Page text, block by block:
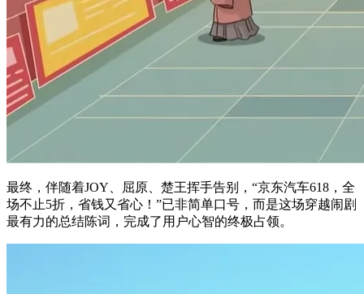
最终，伴随着JOY、屈原、楚王挥手告别，“京东汽车618，全
场不止5折，省钱又省心！”已非简单口号，而是这场穿越闹剧
最有力的总结陈词，完成了用户心智的终极占领。